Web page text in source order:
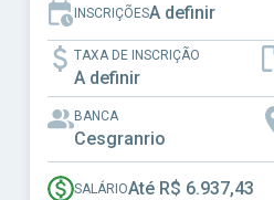
INSCRIÇÕESA definir
TAXA DE INSCRIÇÃO
A definir
BANCA
Cesgranrio
SALÁRIOAté R$ 6.937,43